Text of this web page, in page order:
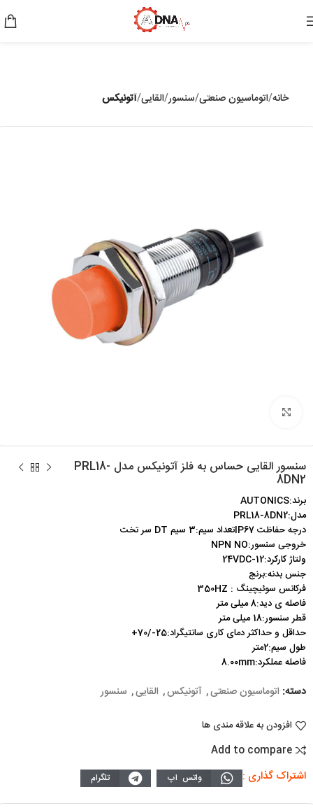
خانه اتوماسیون صنعتی سنسور القایی آتونیکس
سنسور القایی حساس به فلز آتونیکس مدل PRL18-
8DN2
برند:AUTONICS
مدل:PRL18-8DN2
درجه حفاظت IP67تعداد سیم:3 سیم DT سر تخت
خروجی سنسور:NPN NO
ولتاژ کارکرد:12-24VDC
جنس بدنه:برنج
فرکانس سوئیچینگ : 350HZ
فاصله ی دید:8 میلی متر
قطر سنسور:18 میلی متر
حداقل و حداکثر دمای کاری سانتیگراد:25-/70+
طول سیم:2متر
فاصله عملکرد:8.00mm
دسته: اتوماسیون صنعتی, آتونیکس, القایی, سنسور
افزودن به علاقه مندی ها
Add to compare
اشتراک گذاری : واتس اپ تلگرام